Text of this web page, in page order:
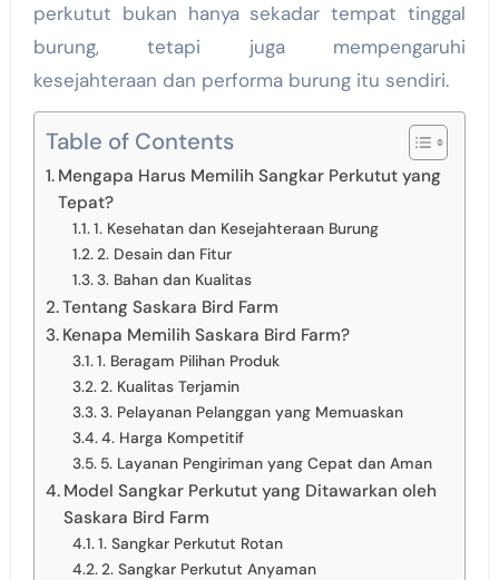
perkutut bukan hanya sekadar tempat tinggal
burung, tetapi juga mempengaruhi
kesejahteraan dan performa burung itu sendiri.
Table of Contents
Mengapa Harus Memilih Sangkar Perkutut yang
Tepat?
1. Kesehatan dan Kesejahteraan Burung
2. Desain dan Fitur
3. Bahan dan Kualitas
Tentang Saskara Bird Farm
Kenapa Memilih Saskara Bird Farm?
1. Beragam Pilihan Produk
2. Kualitas Terjamin
3. Pelayanan Pelanggan yang Memuaskan
4. Harga Kompetitif
5. Layanan Pengiriman yang Cepat dan Aman
Model Sangkar Perkutut yang Ditawarkan oleh
Saskara Bird Farm
1. Sangkar Perkutut Rotan
2. Sangkar Perkutut Anyaman